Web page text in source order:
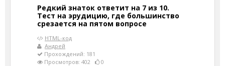
Редкий знаток ответит на 7 из 10.
Тест на эрудицию, где большинство
срезается на пятом вопросе
HTML-код
Андрей
Прохождений: 181
Просмотров: 402
0